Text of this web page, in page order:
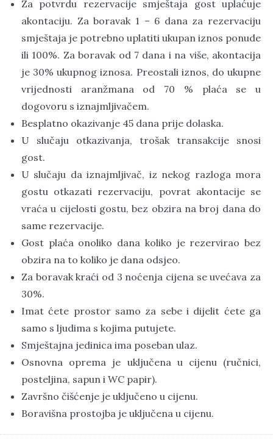
Za potvrdu rezervacije smještaja gost uplaćuje
akontaciju. Za boravak 1 – 6 dana za rezervaciju
smještaja je potrebno uplatiti ukupan iznos ponude
ili 100%. Za boravak od 7 dana i na više, akontacija
je 30% ukupnog iznosa. Preostali iznos, do ukupne
vrijednosti aranžmana od 70 % plaća se u
dogovoru s iznajmljivačem.
Besplatno okazivanje 45 dana prije dolaska.
U slučaju otkazivanja, trošak transakcije snosi
gost.
U slučaju da iznajmljivač, iz nekog razloga mora
gostu otkazati rezervaciju, povrat akontacije se
vraća u cijelosti gostu, bez obzira na broj dana do
same rezervacije.
Gost plaća onoliko dana koliko je rezervirao bez
obzira na to koliko je dana odsjeo.
Za boravak kraći od 3 noćenja cijena se uvećava za
30%.
Imat ćete prostor samo za sebe i dijelit ćete ga
samo s ljudima s kojima putujete.
Smještajna jedinica ima poseban ulaz.
Osnovna oprema je uključena u cijenu (ručnici,
posteljina, sapun i WC papir).
Završno čišćenje je uključeno u cijenu.
Boravišna prostojba je uključena u cijenu.